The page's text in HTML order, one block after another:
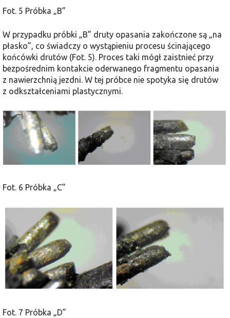
Fot. 5 Próbka „B”
W przypadku próbki „B” druty opasania zakończone są „na
płasko”, co świadczy o wystąpieniu procesu ścinającego
końcówki drutów (Fot. 5). Proces taki mógł zaistnieć przy
bezpośrednim kontakcie oderwanego fragmentu opasania
z nawierzchnią jezdni. W tej próbce nie spotyka się drutów
z odkształceniami plastycznymi.
Fot. 6 Próbka „C”
Fot. 7 Próbka „D”